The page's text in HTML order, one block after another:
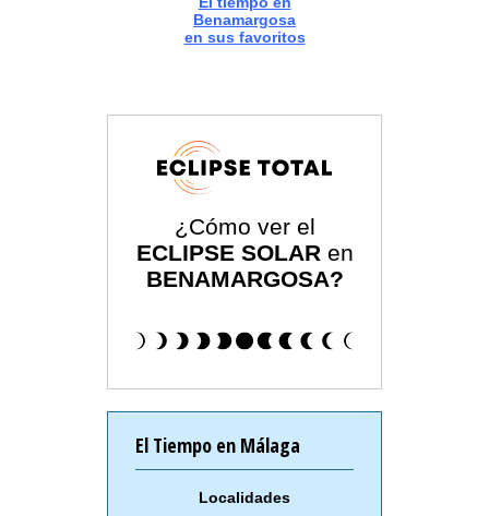
Benamargosa
en sus favoritos
¿Cómo ver el
ECLIPSE SOLAR en
BENAMARGOSA?
El Tiempo en Málaga
Localidades